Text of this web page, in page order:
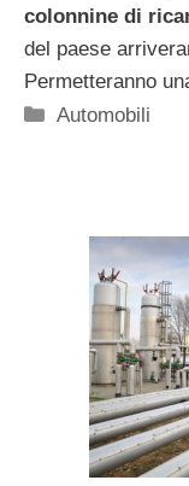
colonnine di
del paese
Permetteranno
Categorie
Automobili